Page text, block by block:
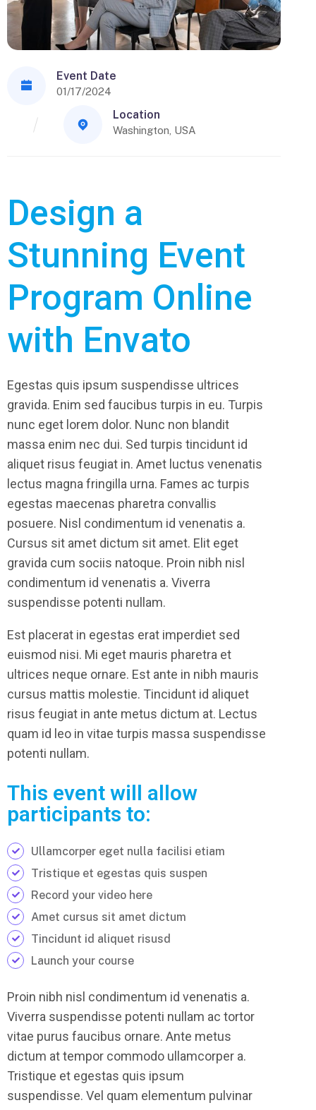
Event Date
01/17/2024
Location
Washington, USA
Design a
Stunning Event
Program Online
with Envato
Egestas quis ipsum suspendisse ultrices
gravida. Enim sed faucibus turpis in eu. Turpis
nunc eget lorem dolor. Nunc non blandit
massa enim nec dui. Sed turpis tincidunt id
aliquet risus feugiat in. Amet luctus venenatis
lectus magna fringilla urna. Fames ac turpis
egestas maecenas pharetra convallis
posuere. Nisl condimentum id venenatis a.
Cursus sit amet dictum sit amet. Elit eget
gravida cum sociis natoque. Proin nibh nisl
condimentum id venenatis a. Viverra
suspendisse potenti nullam.
Est placerat in egestas erat imperdiet sed
euismod nisi. Mi eget mauris pharetra et
ultrices neque ornare. Est ante in nibh mauris
cursus mattis molestie. Tincidunt id aliquet
risus feugiat in ante metus dictum at. Lectus
quam id leo in vitae turpis massa suspendisse
potenti nullam.
This event will allow
participants to:
Ullamcorper eget nulla facilisi etiam
Tristique et egestas quis suspen
Record your video here
Amet cursus sit amet dictum
Tincidunt id aliquet risusd
Launch your course
Proin nibh nisl condimentum id venenatis a.
Viverra suspendisse potenti nullam ac tortor
vitae purus faucibus ornare. Ante metus
dictum at tempor commodo ullamcorper a.
Tristique et egestas quis ipsum
suspendisse. Vel quam elementum pulvinar